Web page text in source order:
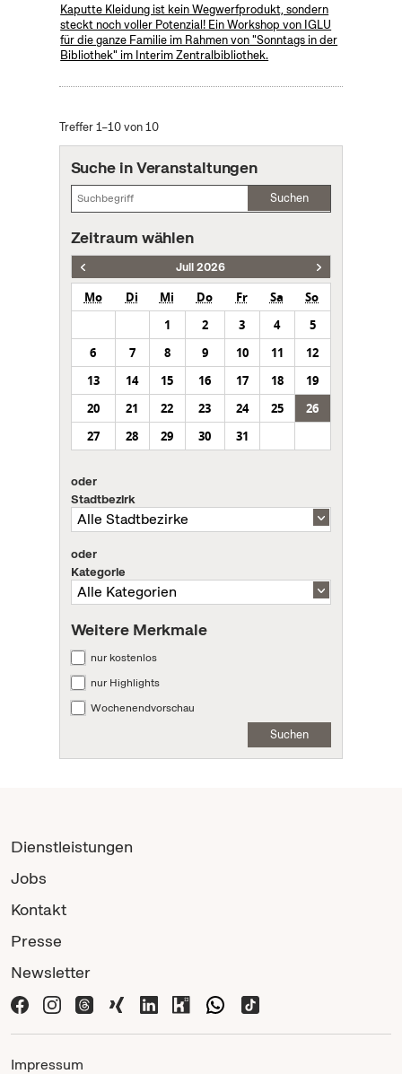
Kaputte Kleidung ist kein Wegwerfprodukt, sondern
steckt noch voller Potenzial! Ein Workshop von IGLU
für die ganze Familie im Rahmen von "Sonntags in der
Bibliothek" im Interim Zentralbibliothek.
Treffer 1–10 von 10
Suche in Veranstaltungen
Suchen
Zeitraum wählen
Juli 2026
Mo Di Mi Do Fr Sa
So
1
2 3 4
5
6
7 8 9 10 11
12
13
14 15 16 17 18
19
20
21 22 23 24 25
26
27
28 29 30 31
oder
Stadtbezirk
oder
Kategorie
Weitere Merkmale
nur kostenlos
nur Highlights
Wochenendvorschau
Suchen
Dienstleistungen
Jobs
Kontakt
Presse
Newsletter
Impressum